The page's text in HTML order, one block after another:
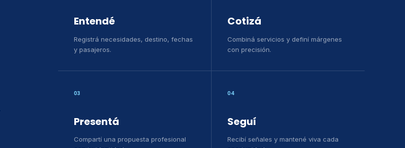
Entendé
Registrá necesidades, destino, fechas
y pasajeros.
Cotizá
Combiná servicios y definí márgenes
con precisión.
03
Presentá
Compartí una propuesta profesional
04
Seguí
Recibí señales y mantené viva cada